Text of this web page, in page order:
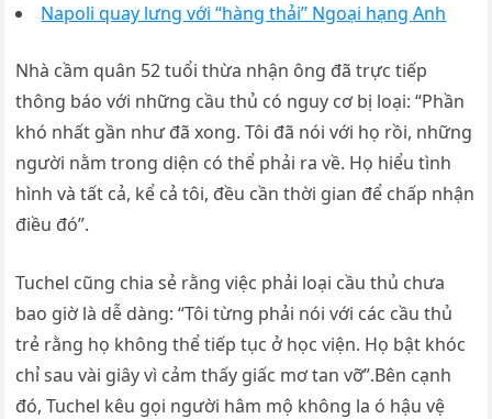
Napoli quay lưng với “hàng thải” Ngoại hạng Anh
Nhà cầm quân 52 tuổi thừa nhận ông đã trực tiếp
thông báo với những cầu thủ có nguy cơ bị loại: “Phần
khó nhất gần như đã xong. Tôi đã nói với họ rồi, những
người nằm trong diện có thể phải ra về. Họ hiểu tình
hình và tất cả, kể cả tôi, đều cần thời gian để chấp nhận
điều đó”.
Tuchel cũng chia sẻ rằng việc phải loại cầu thủ chưa
bao giờ là dễ dàng: “Tôi từng phải nói với các cầu thủ
trẻ rằng họ không thể tiếp tục ở học viện. Họ bật khóc
chỉ sau vài giây vì cảm thấy giấc mơ tan vỡ”.Bên cạnh
đó, Tuchel kêu gọi người hâm mộ không la ó hậu vệ